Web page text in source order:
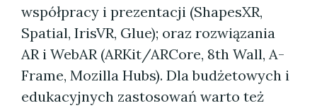
współpracy i prezentacji (ShapesXR,
Spatial, IrisVR, Glue); oraz rozwiązania
AR i WebAR (ARKit/ARCore, 8th Wall, A-
Frame, Mozilla Hubs). Dla budżetowych i
edukacyjnych zastosowań warto też